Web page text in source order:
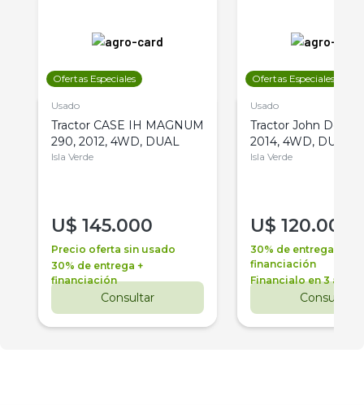
Ofertas Especiales
Usado
Tractor CASE IH MAGNUM
290, 2012, 4WD, DUAL
Isla Verde
U$ 145.000
Precio oferta sin usado
30% de entrega +
financiación
Consultar
Ofertas Especiales
Usado
Tractor John Deere
2014, 4WD, DUAL
Isla Verde
U$ 120.000
30% de entrega +
financiación
Financialo en 3 años
Consultar